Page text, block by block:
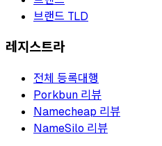
브랜드 TLD
레지스트라
전체 등록대행
Porkbun 리뷰
Namecheap 리뷰
NameSilo 리뷰